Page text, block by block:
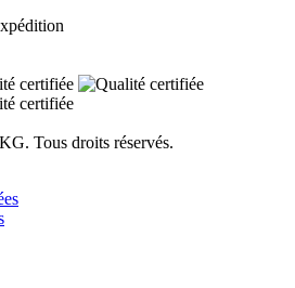
Tous droits réservés.